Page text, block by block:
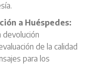
a Huéspedes:
devolución
de la calidad
para los